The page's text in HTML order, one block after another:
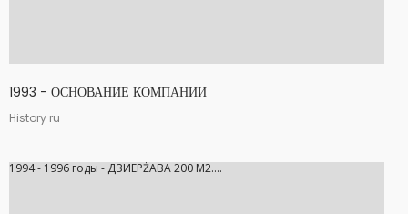
1993 - ОСНОВАНИЕ КОМПАНИИ
History ru
1994 - 1996 годы - ДЗИЕРŻАВА 200 М2....